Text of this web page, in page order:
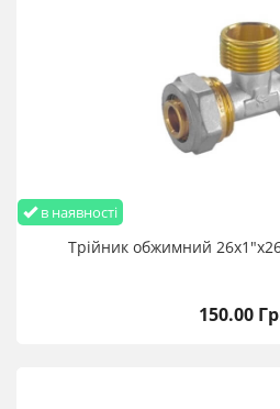
в наявності
Трійник обжимний
150.00